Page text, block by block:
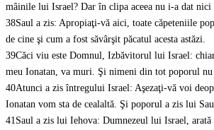
mâinile lui Israel? Dar în clipa aceea nu i-a dat nici
38Saul a zis: Apropiaţi-vă aici, toate căpeteniile
de cine şi cum a fost săvârşit păcatul acesta astăzi.
39Căci viu este Domnul, Izbăvitorul lui Israel:
meu Ionatan, va muri. Şi nimeni din tot poporul nu
40Atunci a zis întregului Israel: Aşezaţi-vă voi
Ionatan vom sta de cealaltă. Şi poporul a zis lui
41 Saul a zis lui Iehova: Dumnezeul lui Israel,